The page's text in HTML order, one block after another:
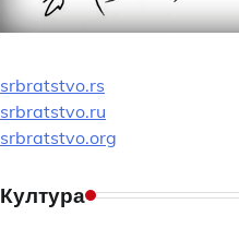
srbratstvo.rs
srbratstvo.ru
srbratstvo.org
Култура